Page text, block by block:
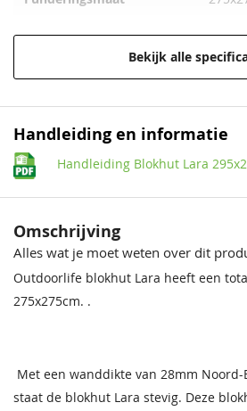
Behandeling Materiaal
Houtsoort
Incl. overkapping Met
Incl. berging
Afmeting (LxB)
Wandhoogte 222
Kleur
Bekijk alle
Handleiding en informatie
Handleiding Blokhut Lara
Omschrijving
Alles wat je moet weten over dit
Outdoorlife blokhut Lara heeft een
275x275cm. .
Met een wanddikte van 28mm
staat de blokhut Lara stevig. Deze